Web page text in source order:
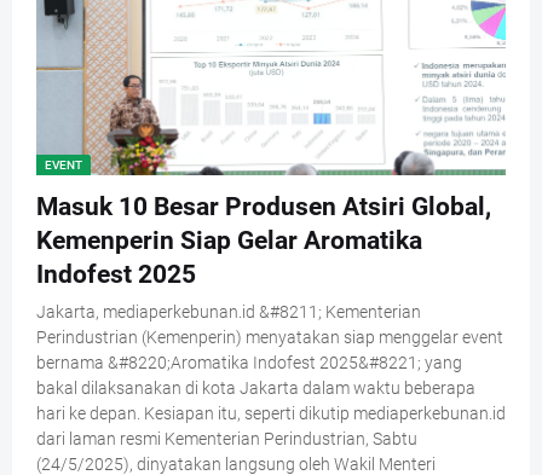
EVENT
Masuk 10 Besar Produsen Atsiri Global,
Kemenperin Siap Gelar Aromatika
Indofest 2025
Jakarta, mediaperkebunan.id &#8211; Kementerian
Perindustrian (Kemenperin) menyatakan siap menggelar event
bernama &#8220;Aromatika Indofest 2025&#8221; yang
bakal dilaksanakan di kota Jakarta dalam waktu beberapa
hari ke depan. Kesiapan itu, seperti dikutip mediaperkebunan.id
dari laman resmi Kementerian Perindustrian, Sabtu
(24/5/2025), dinyatakan langsung oleh Wakil Menteri